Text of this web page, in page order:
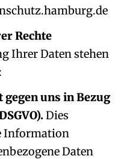
Rechte
Ihrer Daten stehen
uns in Bezug
Dies
Information
Daten